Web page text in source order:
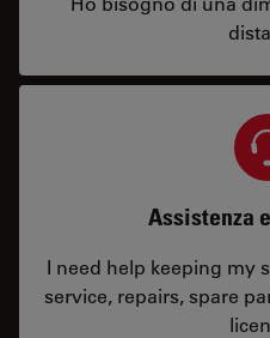
Assistenza
I need help keeping my
service, repairs, spare